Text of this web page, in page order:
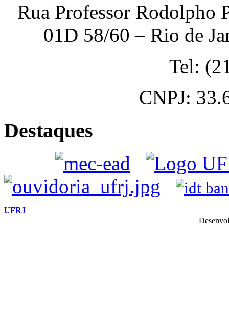
Rua Professor Rodolpho
01D 58/60 – Rio de
Tel:
CNPJ:
Destaques
UFRJ